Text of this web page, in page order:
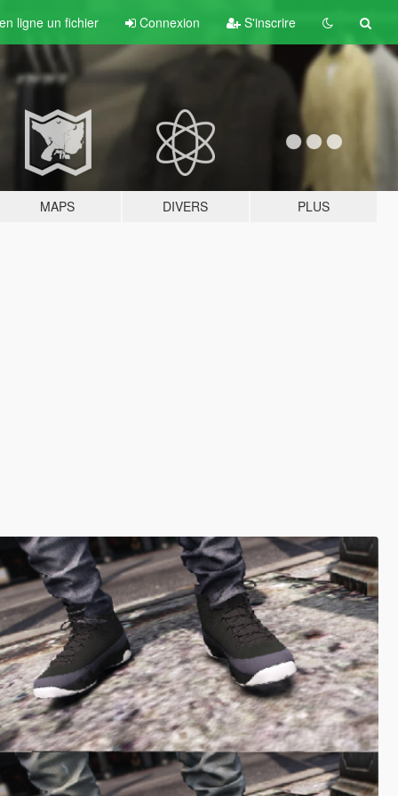
ligne un fichier Connexion S'inscrire
MAPS DIVERS PLUS